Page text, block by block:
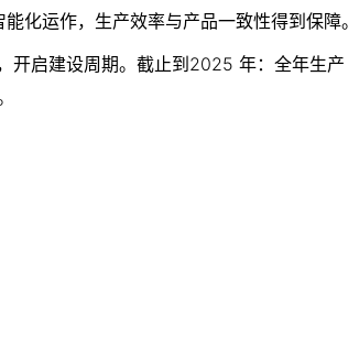
化运作，生产效率与产品一致性得到保障。
开启建设周期。截止到2025 年：全年生产